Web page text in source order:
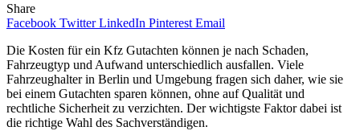
Share
Facebook Twitter LinkedIn Pinterest Email
Die Kosten für ein Kfz Gutachten können je nach Schaden,
Fahrzeugtyp und Aufwand unterschiedlich ausfallen. Viele
Fahrzeughalter in Berlin und Umgebung fragen sich daher, wie sie
bei einem Gutachten sparen können, ohne auf Qualität und
rechtliche Sicherheit zu verzichten. Der wichtigste Faktor dabei ist
die richtige Wahl des Sachverständigen.